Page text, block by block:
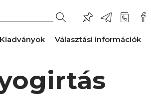
Kiadványok Választási információk